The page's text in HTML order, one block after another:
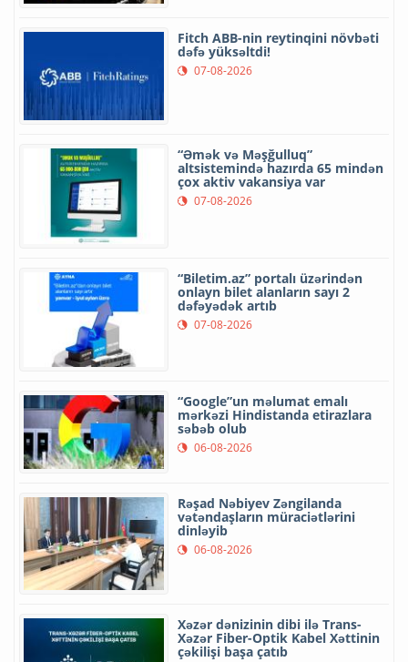
Fitch ABB-nin reytinqini növbəti
dəfə yüksəltdi!
07-08-2026
“Əmək və Məşğulluq”
altsistemində hazırda 65 mindən
çox aktiv vakansiya var
07-08-2026
“Biletim.az” portalı üzərindən
onlayn bilet alanların sayı 2
dəfəyədək artıb
07-08-2026
“Google”un məlumat emalı
mərkəzi Hindistanda etirazlara
səbəb olub
06-08-2026
Rəşad Nəbiyev Zəngilanda
vətəndaşların müraciətlərini
dinləyib
06-08-2026
Xəzər dənizinin dibi ilə Trans-
Xəzər Fiber-Optik Kabel Xəttinin
çəkilişi başa çatıb